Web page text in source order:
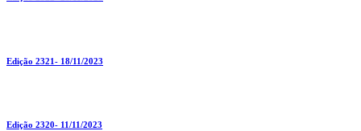
Edição 2321- 18/11/2023
Edição 2320- 11/11/2023